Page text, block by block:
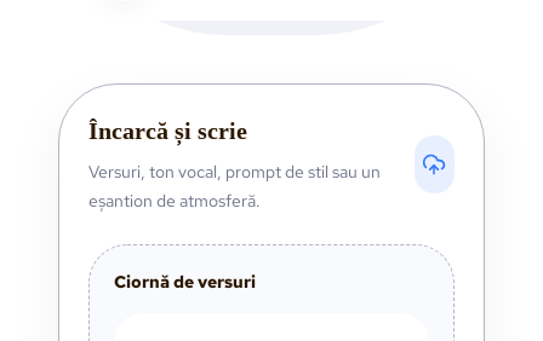
Încarcă și scrie
Versuri, ton vocal, prompt de stil sau un
eșantion de atmosferă.
Ciornă de versuri